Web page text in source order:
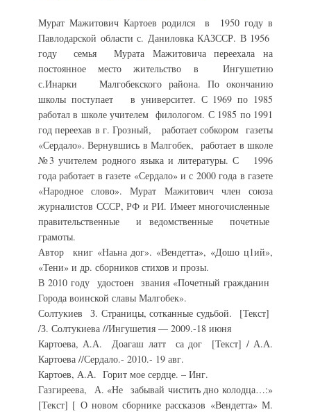
Мурат Мажитович Картоев родился в 1950 году в
Павлодарской области с. Даниловка КАЗССР. В 1956
году семья Мурата Мажитовича переехала на
постоянное место жительство в Ингушетию
с.Инарки Малгобекского района. По окончанию
школы поступает в университет. С 1969 по 1985
работал в школе учителем филологом. С 1985 по 1991
год переехав в г. Грозный, работает собкором газеты
«Сердало». Вернувшись в Малгобек, работает в школе
№3 учителем родного языка и литературы. С 1996
года работает в газете «Сердало» и с 2000 года в газете
«Народное слово». Мурат Мажитович член союза
журналистов СССР, РФ и РИ. Имеет многочисленные
правительственные и ведомственные почетные
грамоты.
Автор книг «Наьна дог». «Вендетта», «Дошо ц1ий»,
«Тени» и др. сборников стихов и прозы.
В 2010 году удостоен звания «Почетный гражданин
Города воинской славы Малгобек».
Солтукиев З. Страницы, сотканные судьбой. [Текст]
/З. Солтукиева //Ингушетия — 2009.-18 июня
Картоева, А.А. Доагаш латт са дог [Текст] / А.А.
Картоева //Сердало.- 2010.- 19 авг.
Картоев, А.А. Горит мое сердце. – Инг.
Газгиреева, А. «Не забывай чистить дно колодца…:»
[Текст] [ О новом сборнике рассказов «Вендетта» М.